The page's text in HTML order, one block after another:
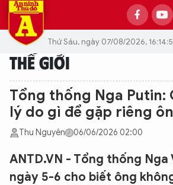
Thứ Sáu, ngày 07/08/2026,
THẾ GIỚI
Tổng thống Nga Putin:
lý do gì để gặp riêng
Thu Nguyên 06/06/2026 02:00
ANTD.VN - Tổng thống
ngày 5-6 cho biết ông